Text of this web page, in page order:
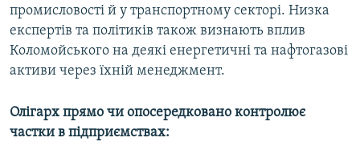
промисловості й у транспортному секторі. Низка
експертів та політиків також визнають вплив
Коломойського на деякі енергетичні та нафтогазові
активи через їхній менеджмент.
Олігарх прямо чи опосередковано контролює
частки в підприємствах: